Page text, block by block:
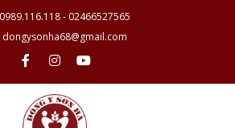
0989.116.118 - 02466527565
dongysonha68@gmail.com